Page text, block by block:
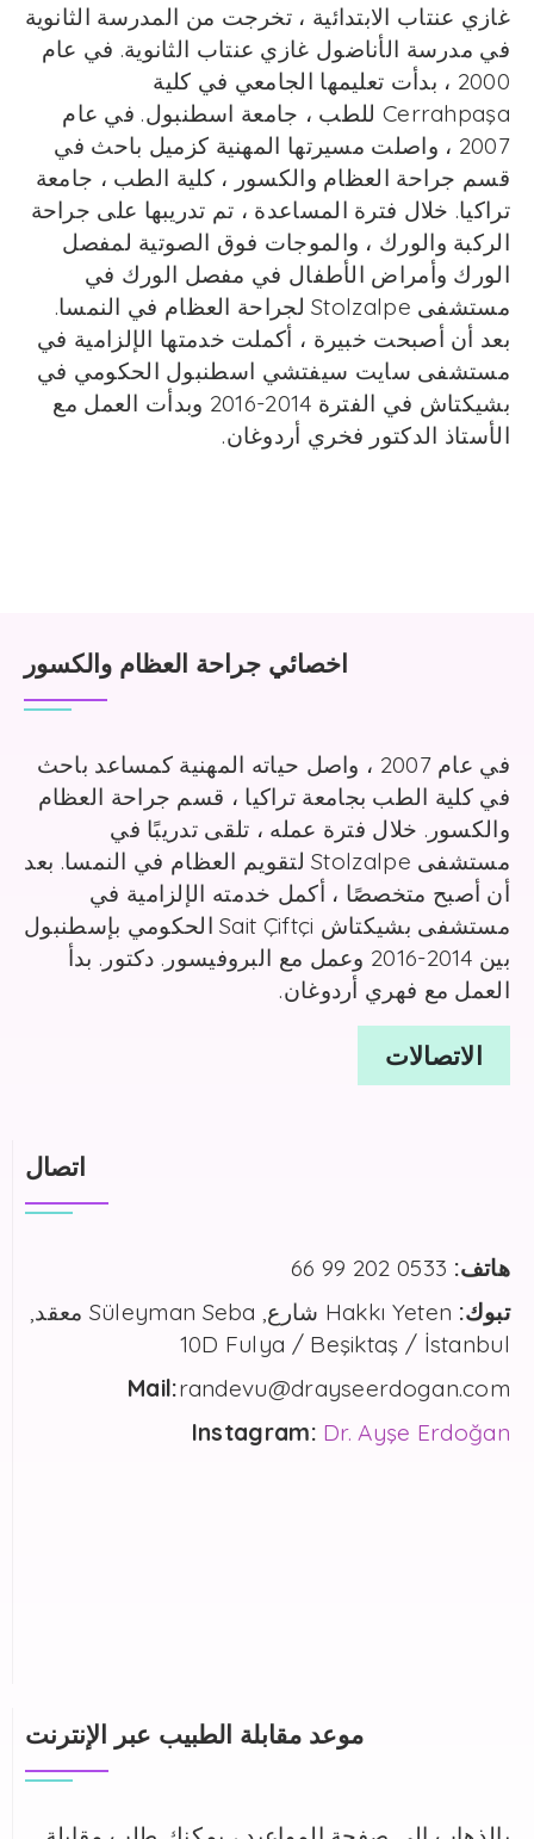
غازي عنتاب الابتدائية ، تخرجت من المدرسة الثانوية
في مدرسة الأناضول غازي عنتاب الثانوية. في عام
2000 ، بدأت تعليمها الجامعي في كلية
Cerrahpaşa للطب ، جامعة اسطنبول. في عام
2007 ، واصلت مسيرتها المهنية كزميل باحث في
قسم جراحة العظام والكسور ، كلية الطب ، جامعة
تراكيا. خلال فترة المساعدة ، تم تدريبها على جراحة
الركبة والورك ، والموجات فوق الصوتية لمفصل
الورك وأمراض الأطفال في مفصل الورك في
مستشفى Stolzalpe لجراحة العظام في النمسا.
بعد أن أصبحت خبيرة ، أكملت خدمتها الإلزامية في
مستشفى سايت سيفتشي اسطنبول الحكومي في
بشيكتاش في الفترة 2014-2016 وبدأت العمل مع
الأستاذ الدكتور فخري أردوغان.
اخصائي جراحة العظام والكسور
في عام 2007 ، واصل حياته المهنية كمساعد باحث
في كلية الطب بجامعة تراكيا ، قسم جراحة العظام
والكسور. خلال فترة عمله ، تلقى تدريبًا في
مستشفى Stolzalpe لتقويم العظام في النمسا. بعد
أن أصبح متخصصًا ، أكمل خدمته الإلزامية في
مستشفى بشيكتاش Sait Çiftçi الحكومي بإسطنبول
بين 2014-2016 وعمل مع البروفيسور. دكتور. بدأ
العمل مع فهري أردوغان.
الاتصالات
اتصال
هاتف:
تبوك:
Hakkı Yeten شارع, Süleyman Seba معقد,
10D Fulya / Beşiktaş / İstanbul
Mail:randevu@drayseerdogan.com
Instagram: Dr. Ayşe Erdoğan
موعد مقابلة الطبيب عبر الإنترنت